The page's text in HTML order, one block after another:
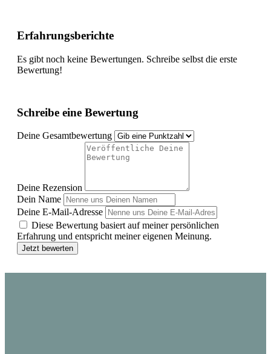
Erfahrungsberichte
Es gibt noch keine Bewertungen. Schreibe selbst die erste
Bewertung!
Schreibe eine Bewertung
Deine Gesamtbewertung
Deine Rezension
Dein Name
Deine E-Mail-Adresse
Diese Bewertung basiert auf meiner persönlichen
Erfahrung und entspricht meiner eigenen Meinung.
Jetzt bewerten